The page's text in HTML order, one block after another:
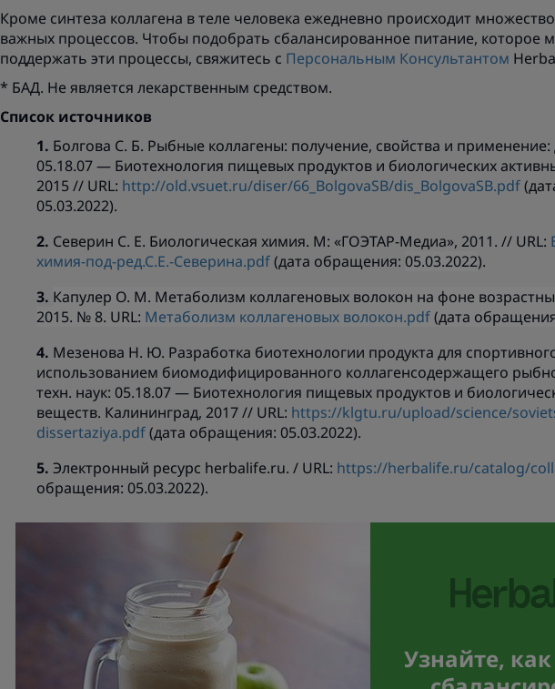
Кроме синтеза коллагена в теле человека ежедневно происходит
важных процессов. Чтобы подобрать сбалансированное питание, которое
поддержать эти процессы, свяжитесь с Персональным Консультантом
* БАД. Не является лекарственным средством.
Список источников
Болгова С. Б. Рыбные коллагены: получение, свойства и применение:
05.18.07 — Биотехнология пищевых продуктов и биологических
2015 // URL: http://old.vsuet.ru/diser/66_BolgovaSB/dis_BolgovaSB.pdf
05.03.2022).
Северин С. Е. Биологическая химия. М: «ГОЭТАР-Медиа», 2011. // URL:
химия-под-ред.С.Е.-Северина.pdf(дата обращения: 05.03.2022).
Капулер О. М. Метаболизм коллагеновых волокон на фоне
2015. № 8. URL: Метаболизм коллагеновых волокон.pdf(дата
Мезенова Н. Ю. Разработка биотехнологии продукта для
использованием биомодифицированного коллагенсодержащего
техн. наук: 05.18.07 — Биотехнология пищевых продуктов и
веществ. Калининград, 2017 // URL: https://klgtu.ru/upload/science/
dissertaziya.pdf(дата обращения: 05.03.2022).
Электронный ресурс herbalife.ru. / URL: https://herbalife.ru/catalog/
обращения: 05.03.2022).
Узнайте,